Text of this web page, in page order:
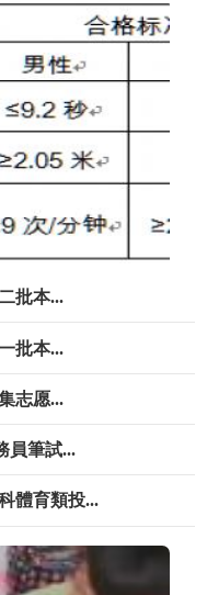
校招生考生須知
批本...
批本...
志愿...
員筆試...
體育類投...